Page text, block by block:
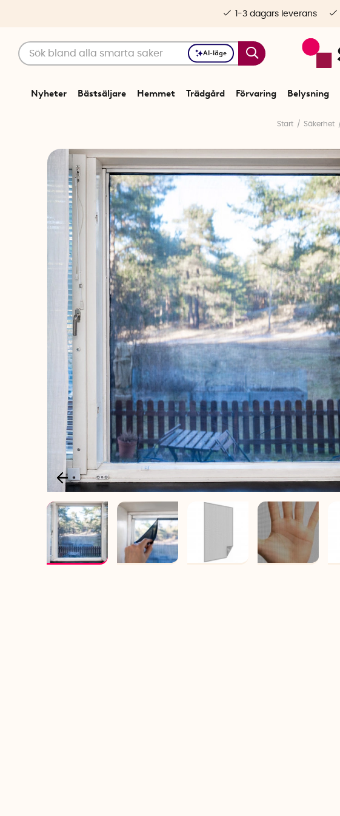
AI-läge
Nyheter Bästsäljare Hemmet Trädgård Förvaring Belysning
1-3 dagars leverans
Start Säkerhet